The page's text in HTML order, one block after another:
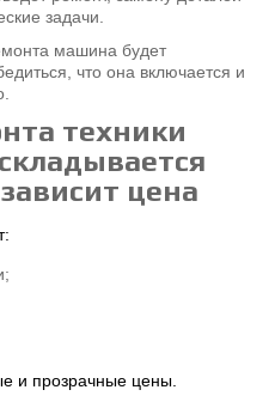
задачи.
машина будет
что она включается и
техники
цена
и прозрачные цены.